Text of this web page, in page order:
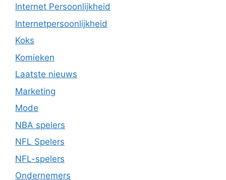
Internet Persoonlijkheid
Internetpersoonlijkheid
Koks
Komieken
Laatste nieuws
Marketing
Mode
NBA spelers
NFL Spelers
NFL-spelers
Ondernemers